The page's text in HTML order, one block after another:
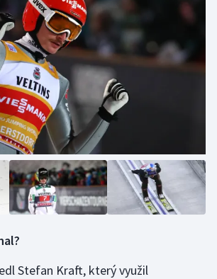
Stefan Kraft, který využil